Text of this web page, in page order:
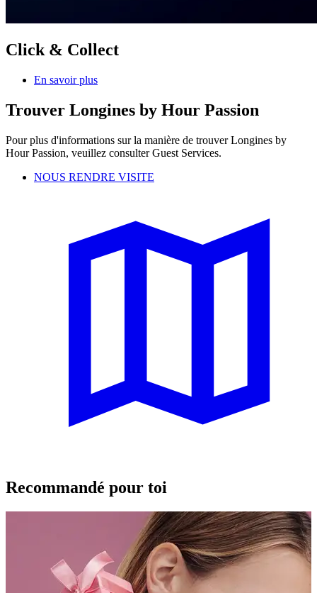
Click & Collect
En savoir plus
Trouver Longines by Hour Passion
Pour plus d'informations sur la manière de trouver Longines by
Hour Passion, veuillez consulter Guest Services.
NOUS RENDRE VISITE
Recommandé pour toi